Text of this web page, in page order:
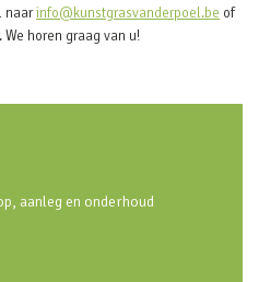
naarinfo@kunstgrasvanderpoel.be of
. We horen graag van u!
aanleg en onderhoud